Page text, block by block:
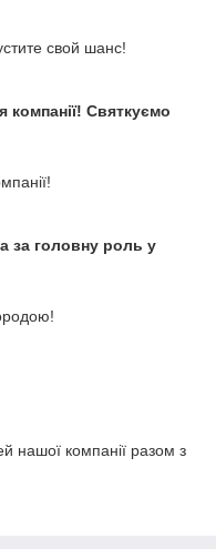
свой шанс!
Святкуємо
за головну роль у
нашої компанії разом з